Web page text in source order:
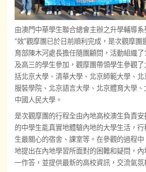
由澳門中華學生聯合總會主辦之升學輔導
“效”觀摩團已於日前順利完成，是次觀摩團
育部陳木河處長擔任隨團顧問，活動組織
及高三的學生參加，觀摩團帶領學生參觀
括北京大學、清華大學、北京師範大學、
服裝學院、北京語言大學、北京體育大學、
中國人民大學。
是次觀摩團的行程全由內地高校澳生負責
的中學生能真實地體驗內地的大學生活，
生最關心的宿舍、課室等。在參觀的過程
地提出在內地學習所面對的困難和疑問，
一作答，並提供最新的高校資訊，交流氣氛